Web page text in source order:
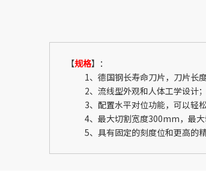
【规格】：
1、德国钢长寿命刀片，刀片长度30
2、流线型外观和人体工学设计；
3、配置水平对位功能，可以轻松切
4、最大切割宽度300mm，最大切
5、具有固定的刻度位和更高的精度